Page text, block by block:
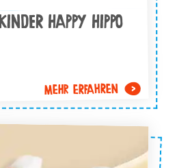
HAPPY HIPPO
MEHR ERFAHREN